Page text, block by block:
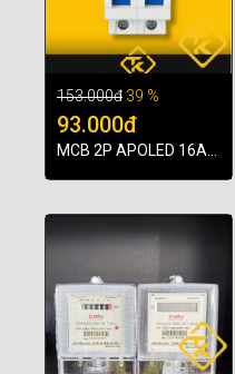
153.000đ 39 %
93.000đ
MCB 2P APOLED 16A
– CB 2 Cực Bảo Vệ Quá